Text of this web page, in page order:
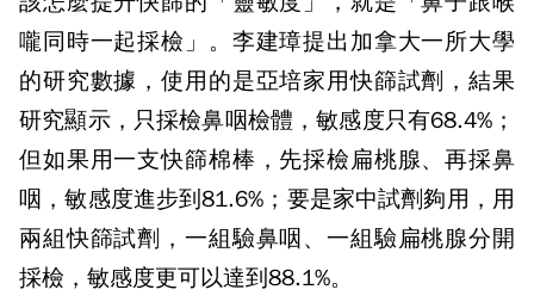
嚨同時一起採檢」。李建璋提出加拿大一所大學
的研究數據，使用的是亞培家用快篩試劑，結果
研究顯示，只採檢鼻咽檢體，敏感度只有68.4%；
但如果用一支快篩棉棒，先採檢扁桃腺、再採鼻
咽，敏感度進步到81.6%；要是家中試劑夠用，用
兩組快篩試劑，一組驗鼻咽、一組驗扁桃腺分開
採檢，敏感度更可以達到88.1%。